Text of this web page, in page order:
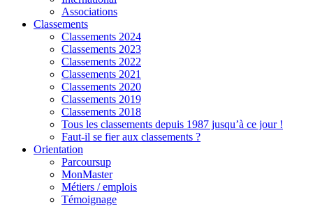
Associations
Classements
Classements 2024
Classements 2023
Classements 2022
Classements 2021
Classements 2020
Classements 2019
Classements 2018
Tous les classements depuis 1987 jusqu’à ce jour !
Faut-il se fier aux classements ?
Orientation
Parcoursup
MonMaster
Métiers / emplois
Témoignage